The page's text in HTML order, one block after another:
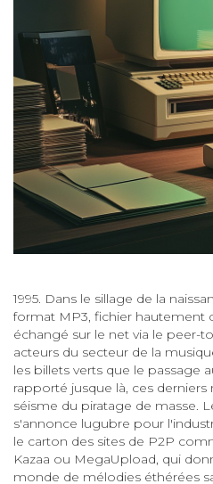
1995. Dans le sillage de la
format MP3, fichier hautement
échangé sur le net via le peer-
acteurs du secteur de la
les billets verts que le passage
rapporté jusque là, ces derniers
séisme du piratage de masse.
s'annonce lugubre pour
le carton des sites de P2P
Kazaa ou MegaUpload, qui
monde de mélodies éthérées